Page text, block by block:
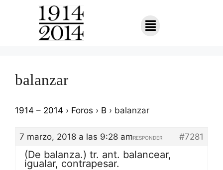
balanzar
1914 – 2014 › Foros › B › balanzar
7 marzo, 2018 a las 9:28 am #7281
RESPONDER
(De balanza.) tr. ant. balancear,
igualar, contrapesar.